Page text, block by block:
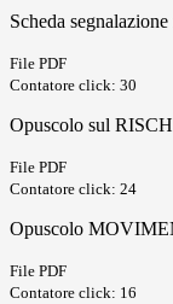
Scheda
File PDF
Contatore click: 30
Opuscolo sul
File PDF
Contatore click: 24
Opuscolo
File PDF
Contatore click: 16